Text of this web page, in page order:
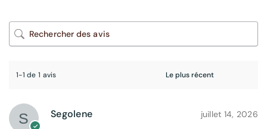
1-1 de 1 avis
Segolene juillet 14, 2026